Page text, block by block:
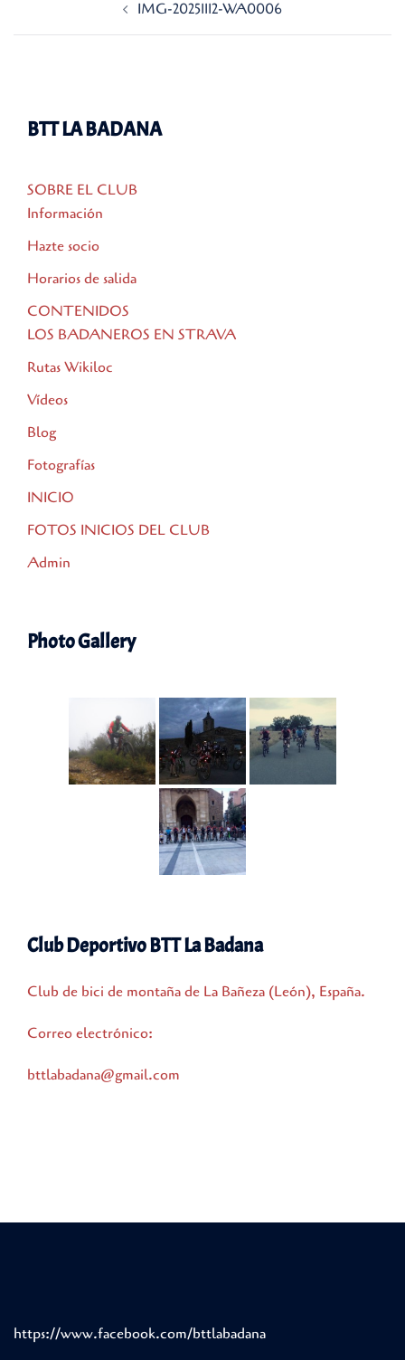
IMG-20251112-WA0006
BTT LA BADANA
SOBRE EL CLUB
Información
Hazte socio
Horarios de salida
CONTENIDOS
LOS BADANEROS EN STRAVA
Rutas Wikiloc
Vídeos
Blog
Fotografías
INICIO
FOTOS INICIOS DEL CLUB
Admin
Photo Gallery
Club Deportivo BTT La Badana
Club de bici de montaña de La Bañeza (León), España.
Correo electrónico:
bttlabadana@gmail.com
https://www.facebook.com/bttlabadana